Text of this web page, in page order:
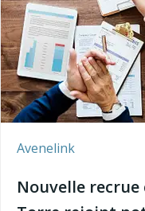
Avenelink
Nouvelle recrue